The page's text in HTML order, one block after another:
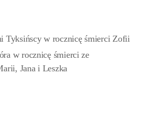
Tyksińscy w rocznicę śmierci Zofii
w rocznicę śmierci ze
Jana i Leszka